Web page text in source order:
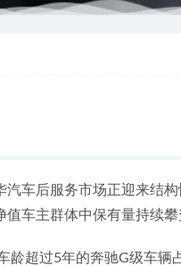
汽车后服务市场正迎来结
车主群体中保有量持续
超过5年的奔驰G级车辆